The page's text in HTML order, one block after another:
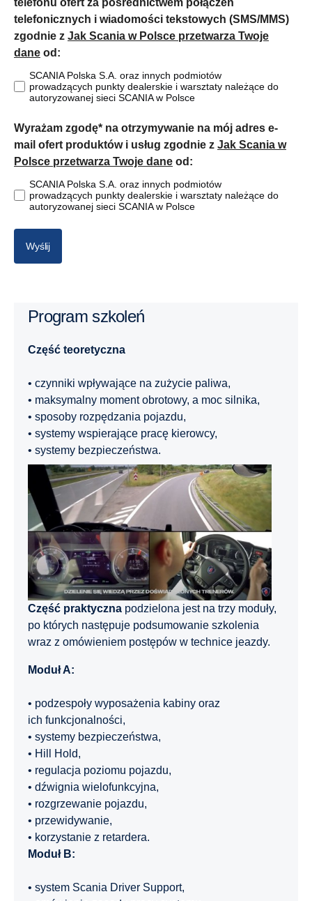
telefonu ofert za pośrednictwem połączeń
telefonicznych i wiadomości tekstowych (SMS/MMS)
zgodnie z Jak Scania w Polsce przetwarza Twoje
dane od:
SCANIA Polska S.A. oraz innych podmiotów
prowadzących punkty dealerskie i warsztaty należące do
autoryzowanej sieci SCANIA w Polsce
Wyrażam zgodę* na otrzymywanie na mój adres e-
mail ofert produktów i usług zgodnie z Jak Scania w
Polsce przetwarza Twoje dane od:
SCANIA Polska S.A. oraz innych podmiotów
prowadzących punkty dealerskie i warsztaty należące do
autoryzowanej sieci SCANIA w Polsce
Wyślij
Program szkoleń
Część teoretyczna
• czynniki wpływające na zużycie paliwa,
• maksymalny moment obrotowy, a moc silnika,
• sposoby rozpędzania pojazdu,
• systemy wspierające pracę kierowcy,
• systemy bezpieczeństwa.
Część praktyczna podzielona jest na trzy moduły,
po których następuje podsumowanie szkolenia
wraz z omówieniem postępów w technice jeazdy.
Moduł A:
• podzespoły wyposażenia kabiny oraz
ich funkcjonalności,
• systemy bezpieczeństwa,
• Hill Hold,
• regulacja poziomu pojazdu,
• dźwignia wielofunkcyjna,
• rozgrzewanie pojazdu,
• przewidywanie,
• korzystanie z retardera.
Moduł B:
• system Scania Driver Support,